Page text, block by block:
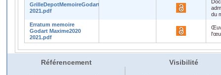
GrilleDepotMemoireGodartMaxime2020-
2021.pdf
du
Erratum memoire
Godart Maxime2020
2021.pdf
Référencement Visibilité